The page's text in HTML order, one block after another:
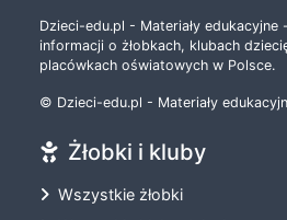
Dzieci-edu.pl - Materiały
informacji o żłobkach, klubach
placówkach oświatowych w Polsce.
© Dzieci-edu.pl - Materiały
Żłobki i kluby
Wszystkie żłobki